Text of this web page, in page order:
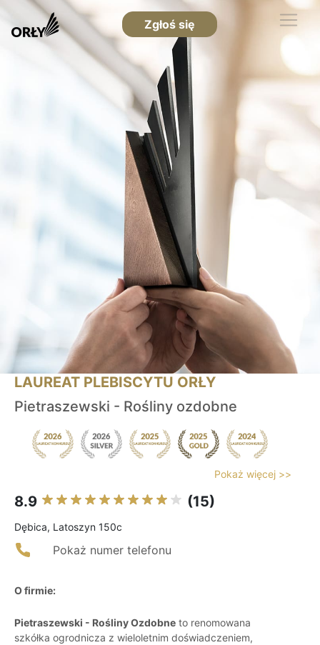
Zgłoś się
LAUREAT PLEBISCYTU ORŁY
Pietraszewski - Rośliny ozdobne
Pokaż więcej >>
8.9 (15)
Dębica, Latoszyn 150c
Pokaż numer telefonu
O firmie:
Pietraszewski - Rośliny Ozdobne to renomowana
szkółka ogrodnicza z wieloletnim doświadczeniem,